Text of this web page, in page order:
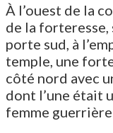
À l’ouest de la
de la forteresse,
porte sud, à
temple, une
côté nord avec
dont l’une était
femme guerrière